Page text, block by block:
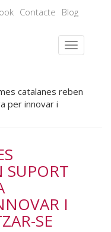
Contacte Blog
catalanes reben
per innovar i
SUPORT
I
SE